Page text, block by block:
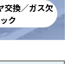
交換／ガス欠
ク